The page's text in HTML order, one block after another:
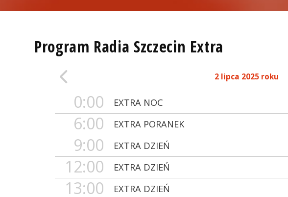
Program Radia Szczecin Extra
2 lipca 2025 roku
0:00 EXTRA NOC
6:00 EXTRA PORANEK
9:00 EXTRA DZIEŃ
12:00 EXTRA DZIEŃ
13:00 EXTRA DZIEŃ